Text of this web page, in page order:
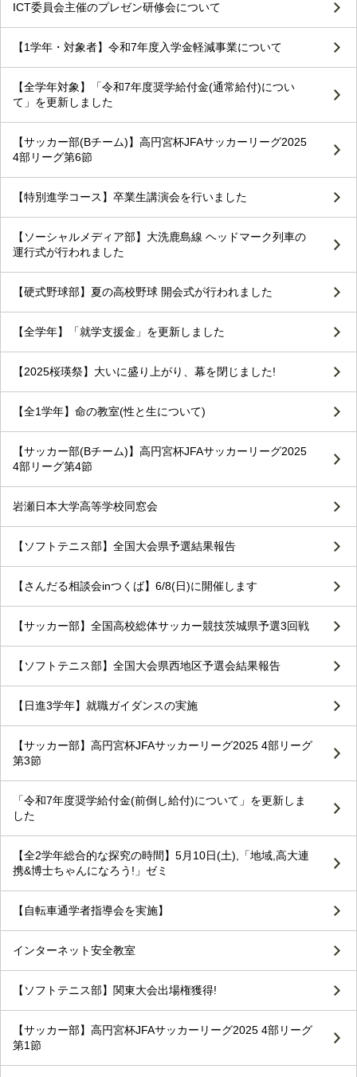
ICT委員会主催のプレゼン研修会について
【1学年・対象者】令和7年度入学金軽減事業について
【全学年対象】「令和7年度奨学給付金(通常給付)につい
て」を更新しました
【サッカー部(Bチーム)】高円宮杯JFAサッカーリーグ2025
4部リーグ第6節
【特別進学コース】卒業生講演会を行いました
【ソーシャルメディア部】大洗鹿島線 ヘッドマーク列車の
運行式が行われました
【硬式野球部】夏の高校野球 開会式が行われました
【全学年】「就学支援金」を更新しました
【2025桜瑛祭】大いに盛り上がり、幕を閉じました!
【全1学年】命の教室(性と生について)
【サッカー部(Bチーム)】高円宮杯JFAサッカーリーグ2025
4部リーグ第4節
岩瀬日本大学高等学校同窓会
【ソフトテニス部】全国大会県予選結果報告
【さんだる相談会inつくば】6/8(日)に開催します
【サッカー部】全国高校総体サッカー競技茨城県予選3回戦
【ソフトテニス部】全国大会県西地区予選会結果報告
【日進3学年】就職ガイダンスの実施
【サッカー部】高円宮杯JFAサッカーリーグ2025 4部リーグ
第3節
「令和7年度奨学給付金(前倒し給付)について」を更新しま
した
【全2学年総合的な探究の時間】5月10日(土),「地域,高大連
携&博士ちゃんになろう!」ゼミ
【自転車通学者指導会を実施】
インターネット安全教室
【ソフトテニス部】関東大会出場権獲得!
【サッカー部】高円宮杯JFAサッカーリーグ2025 4部リーグ
第1節